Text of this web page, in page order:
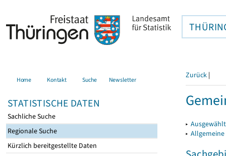
Home Kontakt Suche Newsletter
STATISTISCHE DATEN
Sachliche Suche
Regionale Suche
Kürzlich bereitgestellte Daten
Zurück |
▸
▸